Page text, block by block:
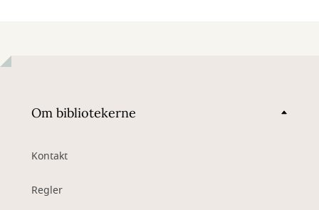
Om bibliotekerne
Kontakt
Regler